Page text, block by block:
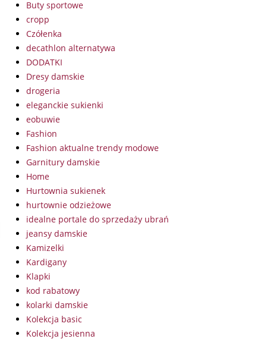
Buty sportowe
cropp
Czółenka
decathlon alternatywa
DODATKI
Dresy damskie
drogeria
eleganckie sukienki
eobuwie
Fashion
Fashion aktualne trendy modowe
Garnitury damskie
Home
Hurtownia sukienek
hurtownie odzieżowe
idealne portale do sprzedaży ubrań
jeansy damskie
Kamizelki
Kardigany
Klapki
kod rabatowy
kolarki damskie
Kolekcja basic
Kolekcja jesienna